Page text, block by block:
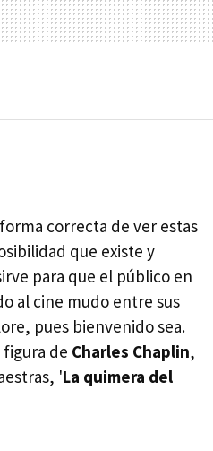
correcta de ver estas
que existe y
para que el público en
al cine mudo entre sus
pues bienvenido sea.
figura de Charles Chaplin,
'La quimera del